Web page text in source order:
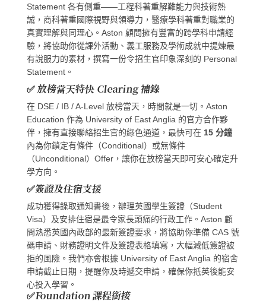
Statement 各有側重——工程科著重解難能力與技術熱
誠，商科著重國際視野與領導力，醫療學科著重對職業的
真實理解與同理心。Aston 顧問擁有豐富的跨學科申請經
驗，將協助你從課外活動、義工服務及學術成就中提煉最
有說服力的素材，撰寫一份令招生官印象深刻的 Personal
Statement。
✅ 放榜當天特快 Clearing 補錄
在 DSE / IB / A-Level 放榜當天，時間就是一切。Aston
Education 作為 University of East Anglia 的官方合作夥
伴，擁有直接聯絡招生官的綠色通道，最快可在 15 分鐘
內為你鎖定有條件（Conditional）或無條件
（Unconditional）Offer，讓你在放榜當天即可安心確定升
學方向。
✅簽證及住宿支援
成功獲得錄取通知書後，辦理英國學生簽證（Student
Visa）及安排住宿是最令家長頭痛的行政工作。Aston 顧
問熟悉英國內政部的最新簽證要求，將協助你準備 CAS 號
碼申請、財務證明文件及簽證表格填寫，大幅減低簽證被
拒的風險。我們亦會根據 University of East Anglia 的宿舍
申請截止日期，提醒你及時遞交申請，確保你抵英後能安
心投入學習。
✅Foundation 課程銜接